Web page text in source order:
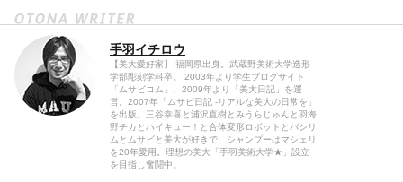
手羽イチロウ
【美大愛好家】 福岡県出身。武蔵野美術大学造形
学部彫刻学科卒。 2003年より学生ブログサイト
「ムサビコム」、2009年より「美大日記」を運
営。2007年「ムサビ日記 -リアルな美大の日常を」
を出版。三谷幸喜と浦沢直樹とみうらじゅんと羽海
野チカとハイキュー！と合体変形ロボットとパシリ
ムとムサビと美大が好きで、シャンプーはマシェリ
を20年愛用。理想の美大「手羽美術大学★」設立
を目指し奮闘中。